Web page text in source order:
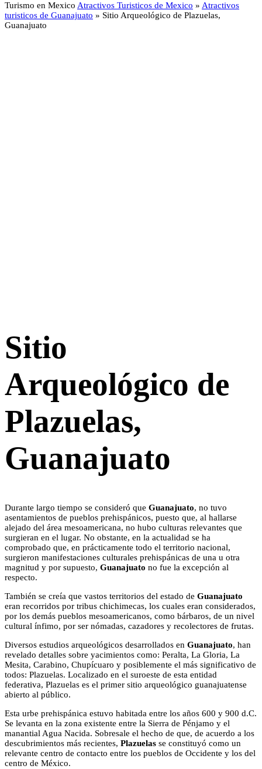
Turismo en Mexico Atractivos Turisticos de Mexico » Atractivos
turisticos de Guanajuato » Sitio Arqueológico de Plazuelas,
Guanajuato
Sitio
Arqueológico de
Plazuelas,
Guanajuato
Durante largo tiempo se consideró que Guanajuato, no tuvo
asentamientos de pueblos prehispánicos, puesto que, al hallarse
alejado del área mesoamericana, no hubo culturas relevantes que
surgieran en el lugar. No obstante, en la actualidad se ha
comprobado que, en prácticamente todo el territorio nacional,
surgieron manifestaciones culturales prehispánicas de una u otra
magnitud y por supuesto, Guanajuato no fue la excepción al
respecto.
También se creía que vastos territorios del estado de Guanajuato
eran recorridos por tribus chichimecas, los cuales eran considerados,
por los demás pueblos mesoamericanos, como bárbaros, de un nivel
cultural ínfimo, por ser nómadas, cazadores y recolectores de frutas.
Diversos estudios arqueológicos desarrollados en Guanajuato, han
revelado detalles sobre yacimientos como: Peralta, La Gloria, La
Mesita, Carabino, Chupícuaro y posiblemente el más significativo de
todos: Plazuelas. Localizado en el suroeste de esta entidad
federativa, Plazuelas es el primer sitio arqueológico guanajuatense
abierto al público.
Esta urbe prehispánica estuvo habitada entre los años 600 y 900 d.C.
Se levanta en la zona existente entre la Sierra de Pénjamo y el
manantial Agua Nacida. Sobresale el hecho de que, de acuerdo a los
descubrimientos más recientes, Plazuelas se constituyó como un
relevante centro de contacto entre los pueblos de Occidente y los del
centro de México.